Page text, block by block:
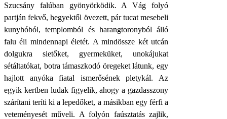
Szucsány falúban gyönyörködik. A Vág folyó
partján fekvő, hegyektől övezett, pár tucat mesebeli
kunyhóból, templomból és harangtoronyból álló
falu éli mindennapi életét. A mindössze két utcán
dolgukra sietőket, gyermeküket, unokájukat
sétáltatókat, botra támaszkodó öregeket látunk, egy
hajlott anyóka fiatal ismerősének pletykál. Az
egyik kertben ludak figyelik, ahogy a gazdasszony
szárítani teríti ki a lepedőket, a másikban egy férfi a
veteményesét műveli. A folyón faúsztatás zajlik,